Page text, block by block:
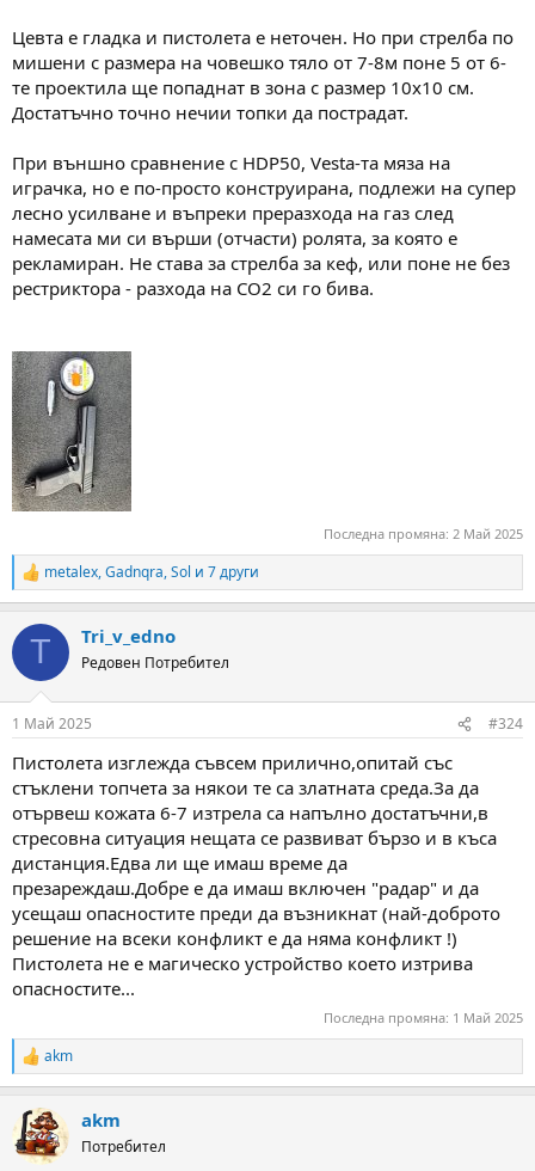
Цевта е гладка и пистолета е неточен. Но при стрелба по
мишени с размера на човешко тяло от 7-8м поне 5 от 6-
те проектила ще попаднат в зона с размер 10х10 см.
Достатъчно точно нечии топки да пострадат.
При външно сравнение с HDP50, Vesta-та мяза на
играчка, но е по-просто конструирана, подлежи на супер
лесно усилване и въпреки преразхода на газ след
намесата ми си върши (отчасти) ролята, за която е
рекламиран. Не става за стрелба за кеф, или поне не без
рестриктора - разхода на СО2 си го бива.
Последна промяна: 2 Май 2025
R
e
c
i
s
metalex,Gadnqra,Sol и 7 други
T Tri_v_edno
Редовен Потребител
1 Май 2025 #324
Пистолета изглежда съвсем прилично,опитай със
стъклени топчета за някои те са златната среда.За да
отървеш кожата 6-7 изтрела са напълно достатъчни,в
стресовна ситуация нещата се развиват бързо и в къса
дистанция.Едва ли ще имаш време да
презареждаш.Добре е да имаш включен "радар" и да
усещаш опасностите преди да възникнат (най-доброто
решение на всеки конфликт е да няма конфликт !)
Пистолета не е магическо устройство което изтрива
опасностите...
Последна промяна: 1 Май 2025
R
e
c
t
i
akm
akm
Потребител